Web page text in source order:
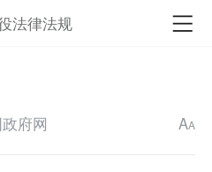
法律法规
府网 AA